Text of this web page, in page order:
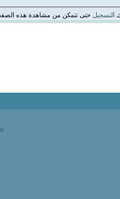
التسجيل حتى تتمكن من مشاهدة هذه